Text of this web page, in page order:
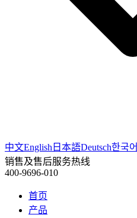
中文English 日本語Deutsch한국어
销售及售后服务热线
400-9696-010
首页
产品